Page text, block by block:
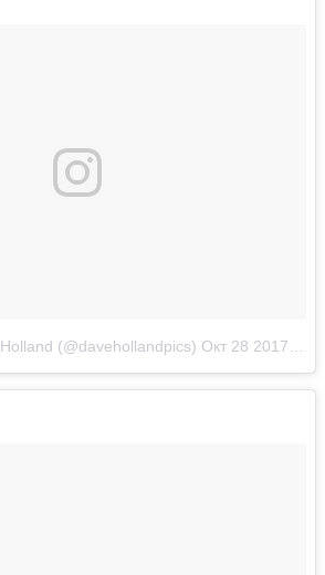
(@davehollandpics) Окт 28 2017 в 8:23 PDT